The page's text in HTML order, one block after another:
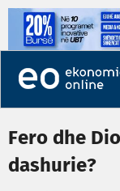
Fero dhe
dashurie?